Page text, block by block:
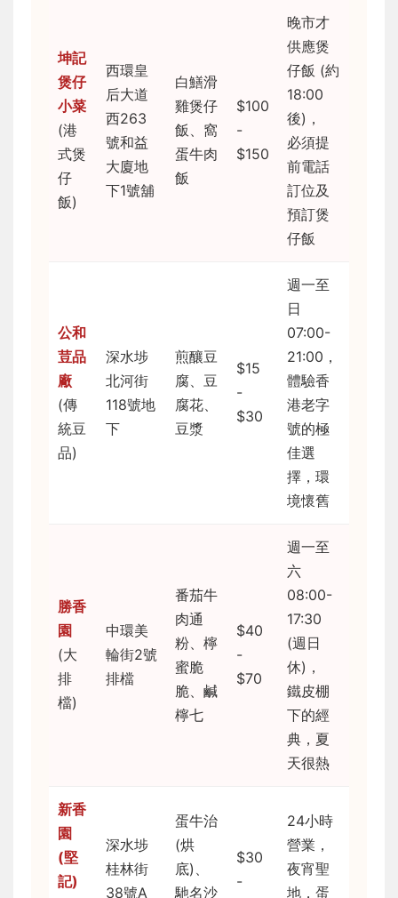
坤記
煲仔
小菜
(港
式煲
仔
飯)
西環皇
后大道
西263
號和益
大廈地
下1號舖
白鱔滑
雞煲仔
飯、窩
蛋牛肉
飯
$100
-
$150
晚市才
供應煲
仔飯 (約
18:00
後)，
必須提
前電話
訂位及
預訂煲
仔飯
公和
荳品
廠
(傳
統豆
品)
深水埗
北河街
118號地
下
煎釀豆
腐、豆
腐花、
豆漿
$15
-
$30
週一至
日
07:00-
21:00，
體驗香
港老字
號的極
佳選
擇，環
境懷舊
勝香
園
(大
排
檔)
中環美
輪街2號
排檔
番茄牛
肉通
粉、檸
蜜脆
脆、鹹
檸七
$40
-
$70
週一至
六
08:00-
17:30
(週日
休)，
鐵皮棚
下的經
典，夏
天很熱
新香
園
(堅
記)
深水埗
桂林街
38號A
蛋牛治
(烘
底)、
馳名沙
$30
-
24小時
營業，
夜宵聖
地，蛋